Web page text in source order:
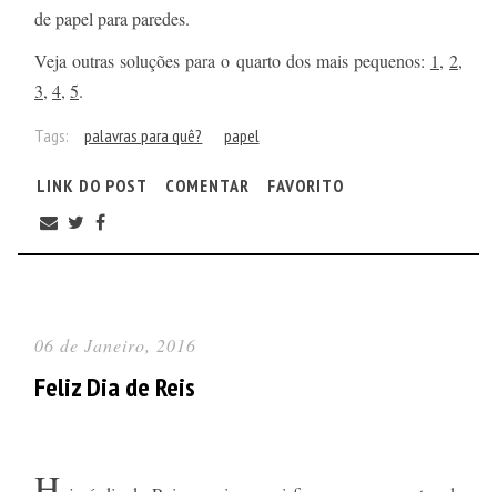
de papel para paredes.
Veja outras soluções para o quarto dos mais pequenos: 1,2,
3, 4, 5.
Tags: palavras para quê? papel
LINK DO POST COMENTAR FAVORITO
06 de Janeiro, 2016
Feliz Dia de Reis